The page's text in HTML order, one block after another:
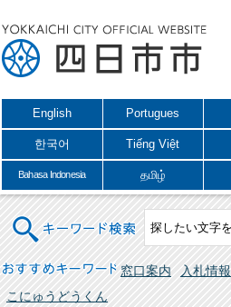
English Portugues
한국어 Tiếng Việt
Bahasa Indonesia தமிழ்
キーワード検索
おすすめキーワード 窓口案内 入札情報
こにゅうどうくん